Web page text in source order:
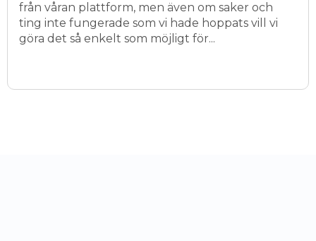
från våran plattform, men även om saker och
ting inte fungerade som vi hade hoppats vill vi
göra det så enkelt som möjligt för...